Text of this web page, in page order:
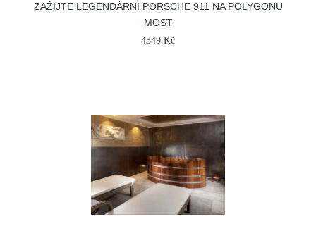
ZAŽIJTE LEGENDÁRNÍ PORSCHE 911 NA POLYGONU
MOST
4349 Kč